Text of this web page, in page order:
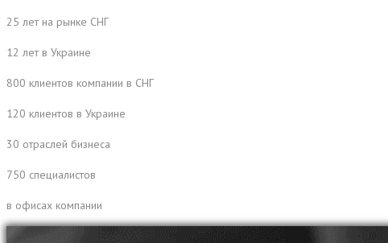
25 лет на рынке СНГ
12 лет в Украине
800 клиентов компании в СНГ
120 клиентов в Украине
30 отраслей бизнеса
750 специалистов
в офисах компании